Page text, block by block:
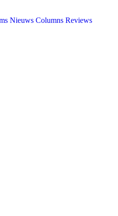
Nieuws Columns Reviews